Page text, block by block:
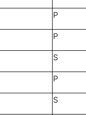
P
P
S
P
S